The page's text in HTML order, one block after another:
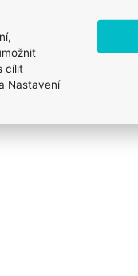
cílit
Nastavení